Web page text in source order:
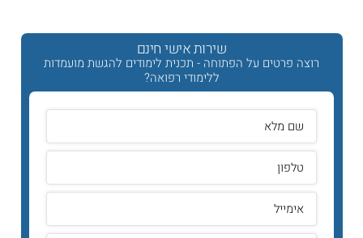
התכנית נלמדת בקמפוס רמת אביב של האוניברסיטה הפתוחה.
כמה זמן לומדים?
להשלים תכנית זו תוך שנה אחת.
סטודנטים שאין ברשותם רקע בתחומים הללו יכולים להשלים את
הלימודים במשך שנתיים.
מתכונת הלימוד
הלימודים מתקיימים במסלול פרונטלי מובנה, במהלך יומיים
שירות אישי חינם
רוצה פרטים על הפתוחה - תכנית לימודים להגשת מועמדות
ללימודי רפואה?